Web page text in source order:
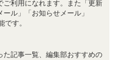
利用になれます。また「更新
ル」「お知らせメール」
す。
記事一覧、編集部おすすめの